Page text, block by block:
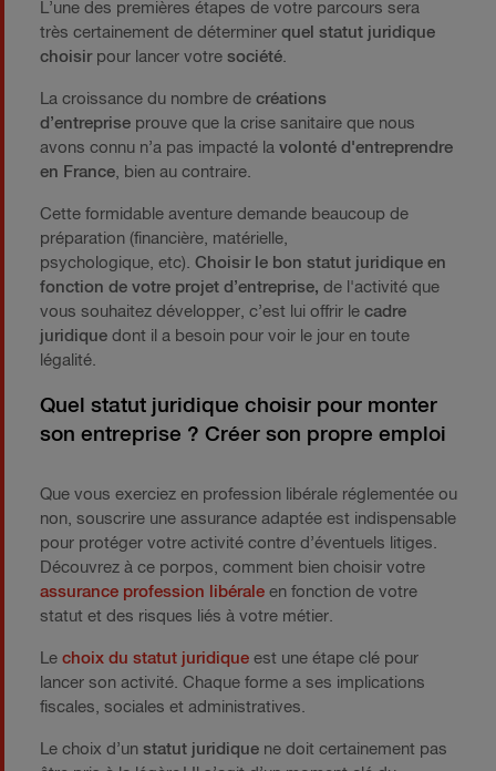
L’une des premières étapes de votre parcours sera
très certainement de déterminer quel statut juridique
choisirpour lancer votre société
La croissance du nombre de créations
d’entreprise prouve que la crise sanitaire que nous
avons connu n’a pas impacté la volonté d'entreprendre
en France, bien au contraire.
Cette formidable aventure demande beaucoup de
préparation (financière, matérielle,
psychologique, etc). Choisir le bon statut juridique en
fonction de votre projet d’entreprise, de l'activité que
vous souhaitez développer, c’est lui offrir le cadre
juridique dont il a besoin pour voir le jour en toute
légalité.
Quel statut juridique choisir pour monter
son entreprise ? Créer son propre emploi
Que vous exerciez en profession libérale réglementée ou
non, souscrire une assurance adaptée est indispensable
pour protéger votre activité contre d’éventuels litiges.
Découvrez à ce porpos, comment bien choisir votre
assurance profession libérale en fonction de votre
statut et des risques liés à votre métier.
Le choix du statut juridique est une étape clé pour
lancer son activité. Chaque forme a ses implications
fiscales, sociales et administratives.
Le choix d’un statut juridique ne doit certainement pas